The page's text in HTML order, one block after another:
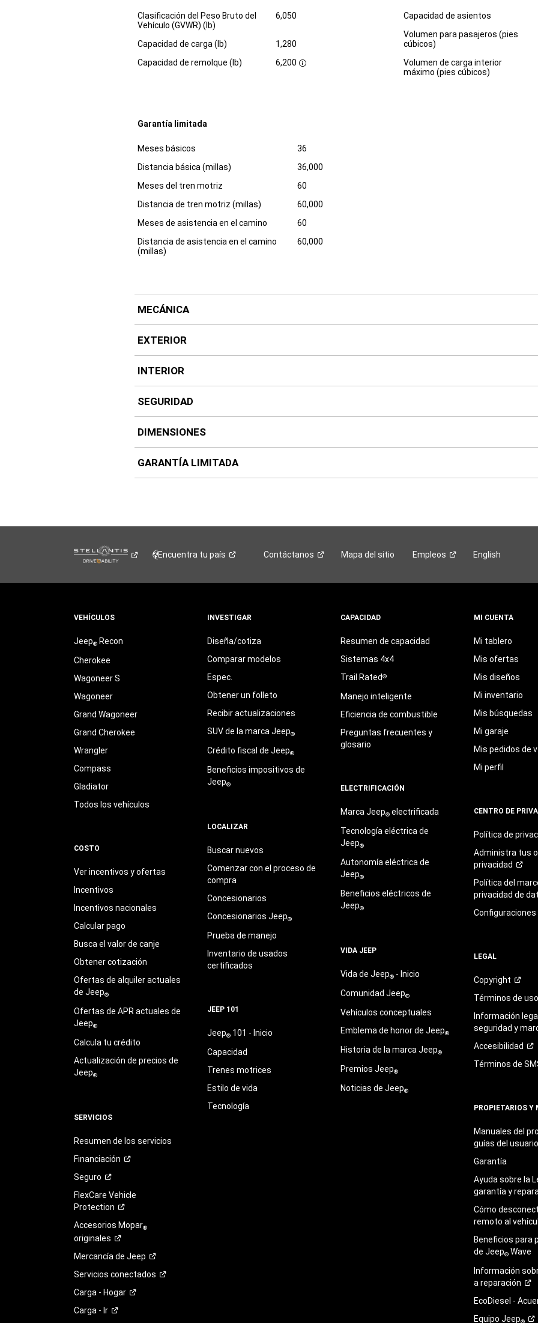
Especificaciones Dimensiones
Clasificación del Peso Bruto del
Vehículo (GVWR) (lb)
6,050
Capacidad de carga (lb)
1,280
Capacidad de remolque (lb)
6,200 D
r
e
Especificaciones Dimensiones
Capacidad de asientos
Volumen para pasajeros (pies
cúbicos)
Volumen de carga interior
máximo (pies cúbicos)
Garantía limitada
Especificaciones
Meses básicos
36
Distancia básica (millas)
36,000
Meses del tren motriz
60
Distancia de tren motriz (millas)
60,000
Meses de asistencia en el camino
60
Distancia de asistencia en el camino
(millas)
60,000
MECÁNICA
EXTERIOR
INTERIOR
SEGURIDAD
DIMENSIONES
GARANTÍA LIMITADA
Encuentra tu país Contáctanos Mapa del sitio Empleos English
VEHÍCULOS
Jeep®Recon
Cherokee
Wagoneer S
Wagoneer
Grand Wagoneer
Grand Cherokee
Wrangler
Compass
Gladiator
Todos los vehículos
COSTO
Ver incentivos y ofertas
Incentivos
Incentivos nacionales
Calcular pago
Busca el valor de canje
Obtener cotización
Ofertas de alquiler actuales
de Jeep®
Ofertas de APR actuales de
Jeep®
Calcula tu crédito
Actualización de precios de
Jeep®
SERVICIOS
Resumen de los servicios
Financiación
Seguro
FlexCare Vehicle
Protection
Accesorios Mopar®
originales
Mercancía de Jeep
Servicios conectados
Carga - Hogar
Carga - Ir
INVESTIGAR
Diseña/cotiza
Comparar modelos
Espec.
Obtener un folleto
Recibir actualizaciones
SUV de la marca Jeep®
Crédito fiscal de Jeep®
Beneficios impositivos de
Jeep®
LOCALIZAR
Buscar nuevos
Comenzar con el proceso de
compra
Concesionarios
Concesionarios Jeep®
Prueba de manejo
Inventario de usados
certificados
JEEP 101
Jeep®101 - Inicio
Capacidad
Trenes motrices
Estilo de vida
Tecnología
CAPACIDAD
Resumen de capacidad
Sistemas 4x4
Trail Rated®
Manejo inteligente
Eficiencia de combustible
Preguntas frecuentes y
glosario
ELECTRIFICACIÓN
Marca Jeep®electrificada
Tecnología eléctrica de
Jeep®
Autonomía eléctrica de
Jeep®
Beneficios eléctricos de
Jeep®
VIDA JEEP
Vida de Jeep®- Inicio
Comunidad Jeep®
Vehículos conceptuales
Emblema de honor de Jeep®
Historia de la marca Jeep®
Premios Jeep®
Noticias de Jeep®
MI CUENTA
Mi tablero
Mis ofertas
Mis diseños
Mi inventario
Mis búsquedas
Mi garaje
Mis pedidos de
Mi perfil
CENTRO DE
Política de
Administra tus
privacidad
Política del
privacidad de
Configuraciones
LEGAL
Copyright
Términos deuso
Información
seguridad y
Accesibilidad
Términos de
PROPIETARIOS Y
Manuales del
guías delusuario
Garantía
Ayuda sobre la
garantía y
Cómo
remoto al
Beneficios para
de Jeep® Wave
Información
areparación
EcoDiesel -
Equipo Jeep®